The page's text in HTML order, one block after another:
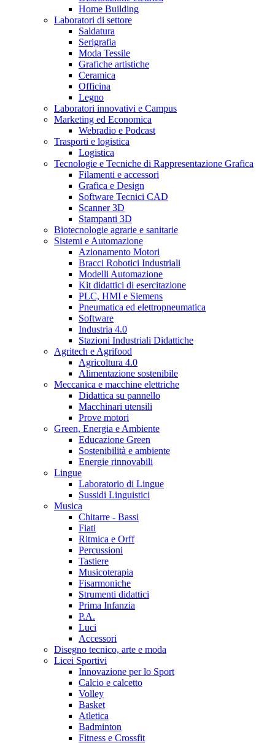
Home Building
Laboratori di settore
Saldatura
Serigrafia
Moda Tessile
Grafiche artistiche
Ceramica
Officina
Legno
Laboratori innovativi e Campus
Marketing ed Economica
Webradio e Podcast
Trasporti e logistica
Logistica
Tecnologie e Tecniche di Rappresentazione Grafica
Filamenti e accessori
Grafica e Design
Software Tecnici CAD
Scanner 3D
Stampanti 3D
Biotecnologie agrarie e sanitarie
Sistemi e Automazione
Azionamento Motori
Bracci Robotici Industriali
Modelli Automazione
Kit didattici di esercitazione
PLC, HMI e Siemens
Pneumatica ed elettropneumatica
Software
Industria 4.0
Stazioni Industriali Didattiche
Agritech e Agrifood
Agricoltura 4.0
Alimentazione sostenibile
Meccanica e macchine elettriche
Didattica su pannello
Macchinari utensili
Prove motori
Green, Energia e Ambiente
Educazione Green
Sostenibilità e ambiente
Energie rinnovabili
Lingue
Laboratorio di Lingue
Sussidi Linguistici
Musica
Chitarre - Bassi
Fiati
Ritmica e Orff
Percussioni
Tastiere
Musicoterapia
Fisarmoniche
Strumenti didattici
Prima Infanzia
P.A.
Luci
Accessori
Disegno tecnico, arte e moda
Licei Sportivi
Innovazione per lo Sport
Calcio e calcetto
Volley
Basket
Atletica
Badminton
Fitness e Crossfit